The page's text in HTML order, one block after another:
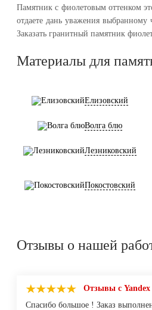
Памятник с фиолетовым оттенком
отдаете дань уважения
Заказать гранитный памятник
Материалы для
Елизовский
Волга блю
Лезниковский
Покостовский
Отзывы о нашей
Отзывы с Yandex
Спасибо большое ! Заказ